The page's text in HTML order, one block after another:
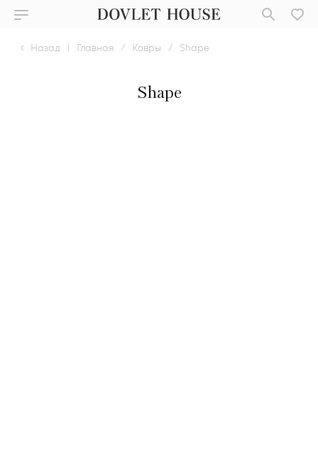
Назад | Главная / Ковры / Shape
Shape